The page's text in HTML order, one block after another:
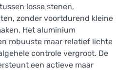
losse stenen,
zonder voortdurend kleine
Het aluminium
robuuste maar relatief lichte
controle vergroot. De
een actieve maar